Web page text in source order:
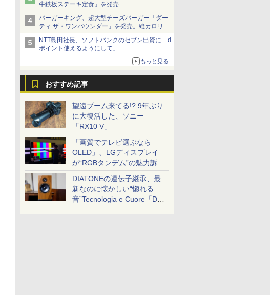
牛鉄板ステーキ定食」を発売
バーガーキング、超大型チーズバーガー「ダー
ティ ザ・ワンパウンダー」を発売。総カロリー
約1656kcal、総重量約527g！
NTT島田社長、ソフトバンクのセブン出資に「d
ポイント使えるようにして」
もっと見る
おすすめ記事
望遠ブーム来てる!? 9年ぶり
に大復活した、ソニー
「RX10 V」
「画質でテレビ選ぶなら
OLED」、LGディスプレイ
が“RGBタンデム”の魅力訴
求。液晶とのガチ比較も
DIATONEの遺伝子継承、最
新なのに懐かしい“惚れる
音”Tecnologia e Cuore「DS-